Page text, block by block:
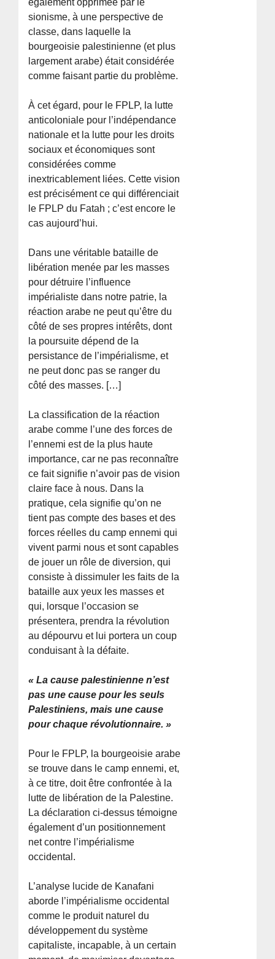
également opprimée par le
sionisme, à une perspective de
classe, dans laquelle la
bourgeoisie palestinienne (et plus
largement arabe) était considérée
comme faisant partie du problème.
À cet égard, pour le FPLP, la lutte
anticoloniale pour l’indépendance
nationale et la lutte pour les droits
sociaux et économiques sont
considérées comme
inextricablement liées. Cette vision
est précisément ce qui différenciait
le FPLP du Fatah ; c’est encore le
cas aujourd’hui.
Dans une véritable bataille de
libération menée par les masses
pour détruire l’influence
impérialiste dans notre patrie, la
réaction arabe ne peut qu’être du
côté de ses propres intérêts, dont
la poursuite dépend de la
persistance de l’impérialisme, et
ne peut donc pas se ranger du
côté des masses. […]
La classification de la réaction
arabe comme l’une des forces de
l’ennemi est de la plus haute
importance, car ne pas reconnaître
ce fait signifie n’avoir pas de vision
claire face à nous. Dans la
pratique, cela signifie qu’on ne
tient pas compte des bases et des
forces réelles du camp ennemi qui
vivent parmi nous et sont capables
de jouer un rôle de diversion, qui
consiste à dissimuler les faits de la
bataille aux yeux les masses et
qui, lorsque l’occasion se
présentera, prendra la révolution
au dépourvu et lui portera un coup
conduisant à la défaite.
« La cause palestinienne n’est
pas une cause pour les seuls
Palestiniens, mais une cause
pour chaque révolutionnaire. »
Pour le FPLP, la bourgeoisie arabe
se trouve dans le camp ennemi, et,
à ce titre, doit être confrontée à la
lutte de libération de la Palestine.
La déclaration ci-dessus témoigne
également d’un positionnement
net contre l’impérialisme
occidental.
L’analyse lucide de Kanafani
aborde l’impérialisme occidental
comme le produit naturel du
développement du système
capitaliste, incapable, à un certain